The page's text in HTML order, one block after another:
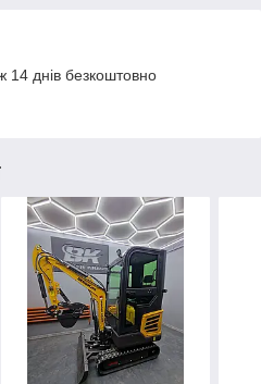
14 днів безкоштовно